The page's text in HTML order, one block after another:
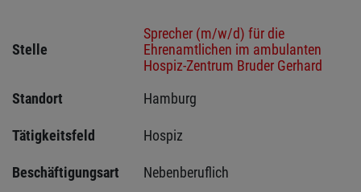
Stelle
Sprecher (m/w/d) für die
Ehrenamtlichen im ambulanten
Hospiz-Zentrum Bruder Gerhard
Standort
Hamburg
Tätigkeitsfeld Hospiz
Beschäftigungsart Nebenberuflich